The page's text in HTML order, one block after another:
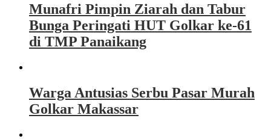
Munafri Pimpin Ziarah dan Tabur
Bunga Peringati HUT Golkar ke-61
di TMP Panaikang
Warga Antusias Serbu Pasar Murah
Golkar Makassar